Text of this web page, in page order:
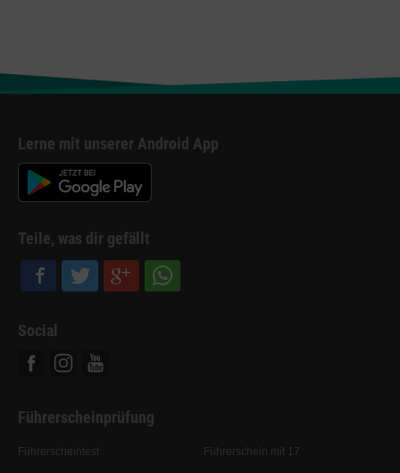
Lerne mit unserer Android App
Teile, was dir gefällt
Social
Führerscheinprüfung
Führerscheintest Führerschein mit 17